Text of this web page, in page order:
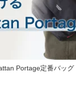
Portage定番バッグ